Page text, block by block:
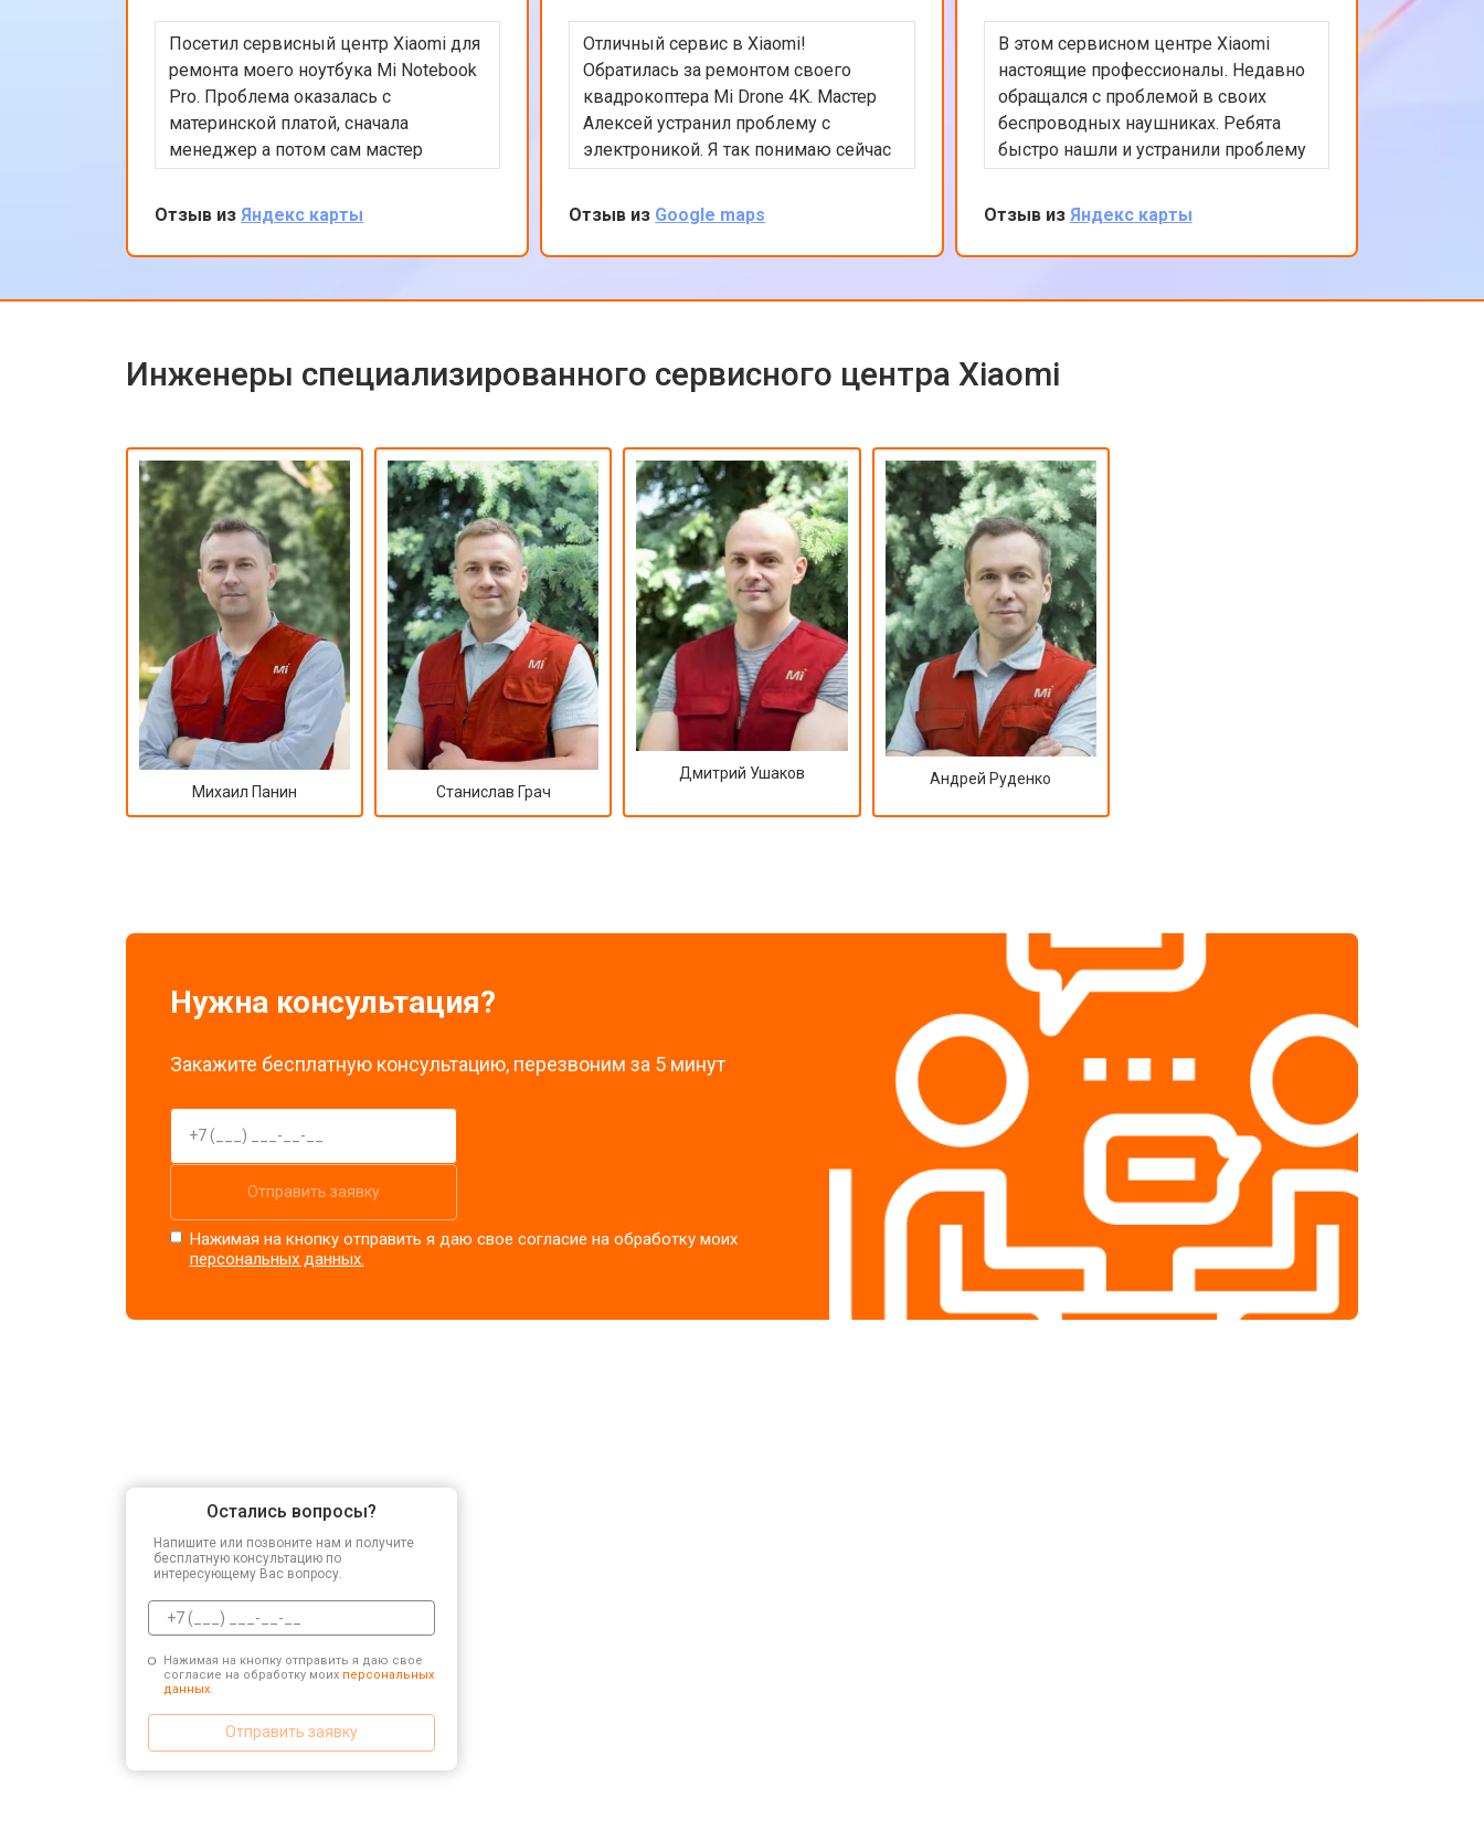
Посетил сервисный центр Xiaomi для
ремонта моего ноутбука Mi Notebook
Pro. Проблема оказалась с
материнской платой, сначала
менеджер а потом сам мастер
подробно объяснили процесс
обед курьер приехал и к вечеру
ноутбук был готов-очень быстро.
качеством ремонта.
Отзыв из Яндекс карты
Отличный сервис в Xiaomi!
Обратилась за ремонтом своего
квадрокоптера Mi Drone 4K. Мастер
Алексей устранил проблему с
электроникой. Я так понимаю сейчас
квадрокоптеры часто в сервсиы
взлетели ай-ай. Вообще в сервисе
все было сделано быстро и
приемлемой с учетом нынешних цен
технику!
Отзыв из Google maps
В этом сервисном центре Xiaomi
настоящие профессионалы. Недавно
обращался с проблемой в своих
беспроводных наушниках. Ребята
быстро нашли и устранили проблему
с подключением. Цены адекватные,
Отзыв из Яндекс карты
Инженеры специализированного сервисного центра Xiaomi
Михаил Панин Станислав Грач
Дмитрий Ушаков Андрей Руденко
Нужна консультация?
Закажите бесплатную консультацию, перезвоним за 5 минут
Отправить заявку
Нажимая на кнопку отправить я даю свое согласие на обработку моих
персональных данных.
Остались вопросы?
Напишите или позвоните нам и получите
бесплатную консультацию по
интересующему Вас вопросу.
Нажимая на кнопку отправить я даю свое
согласие на обработку моих персональных
данных.
Отправить заявку